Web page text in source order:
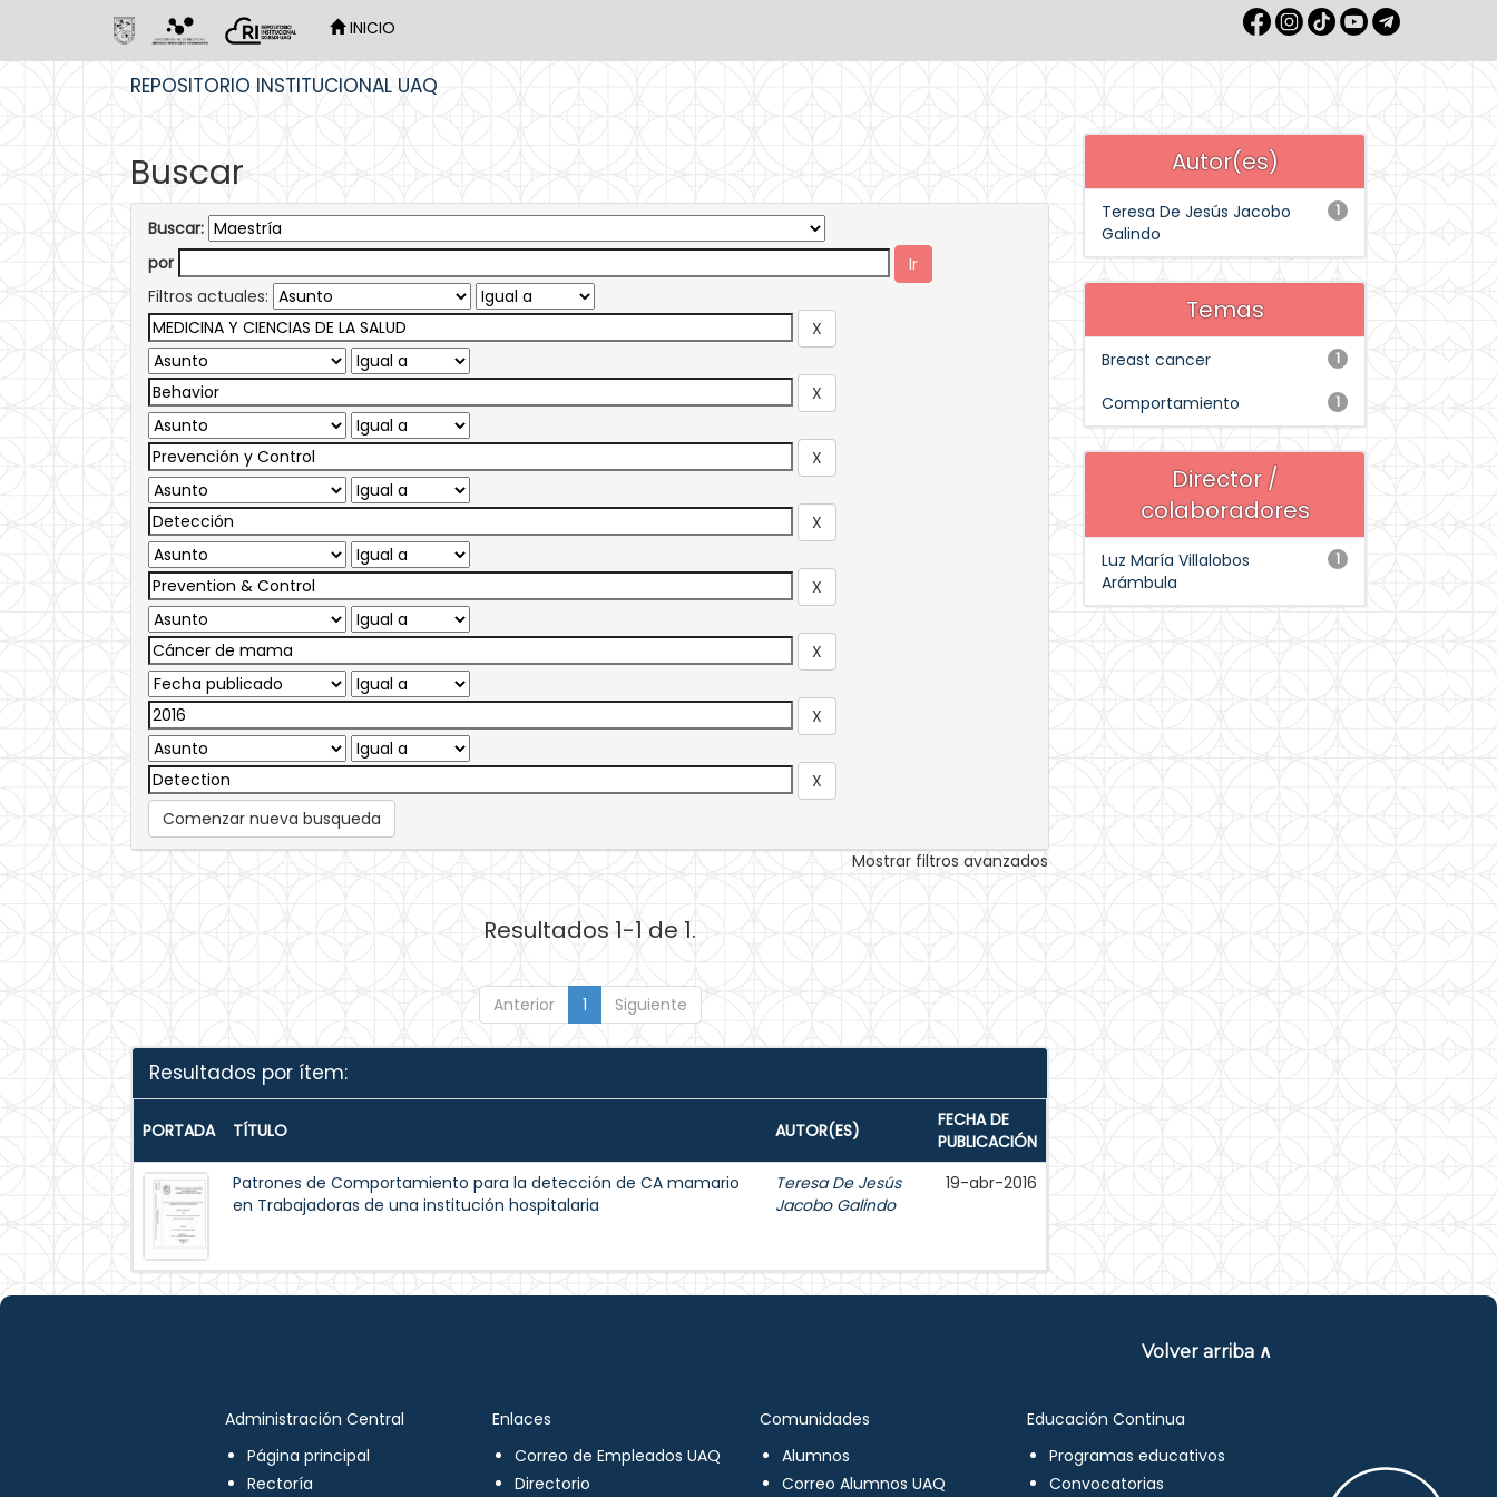
INICIO
REPOSITORIO INSTITUCIONAL UAQ
Buscar
Buscar:
por
Filtros actuales:
Comenzar nueva busqueda
Mostrar filtros avanzados
Resultados 1-1 de 1.
Anterior 1 Siguiente
Resultados por ítem:
PORTADA TÍTULO AUTOR(ES)
FECHA DE
PUBLICACIÓN
Patrones de Comportamiento para la detección de CA mamario
en Trabajadoras de una institución hospitalaria
Teresa De Jesús
Jacobo Galindo
19-abr-2016
Autor(es)
1
Teresa De Jesús Jacobo
Galindo
Temas
1
Breast cancer
1
Comportamiento
Director /
colaboradores
1
Luz María Villalobos
Arámbula
Volver arriba ∧
Administración Central
Página principal
Rectoría
Enlaces
Correo de Empleados UAQ
Directorio
Comunidades
Alumnos
Correo Alumnos UAQ
Educación Continua
Programas educativos
Convocatorias